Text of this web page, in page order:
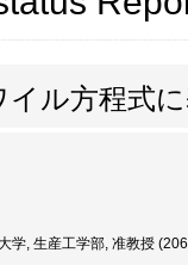
ル方程式
学, 生産工学部, 准教授